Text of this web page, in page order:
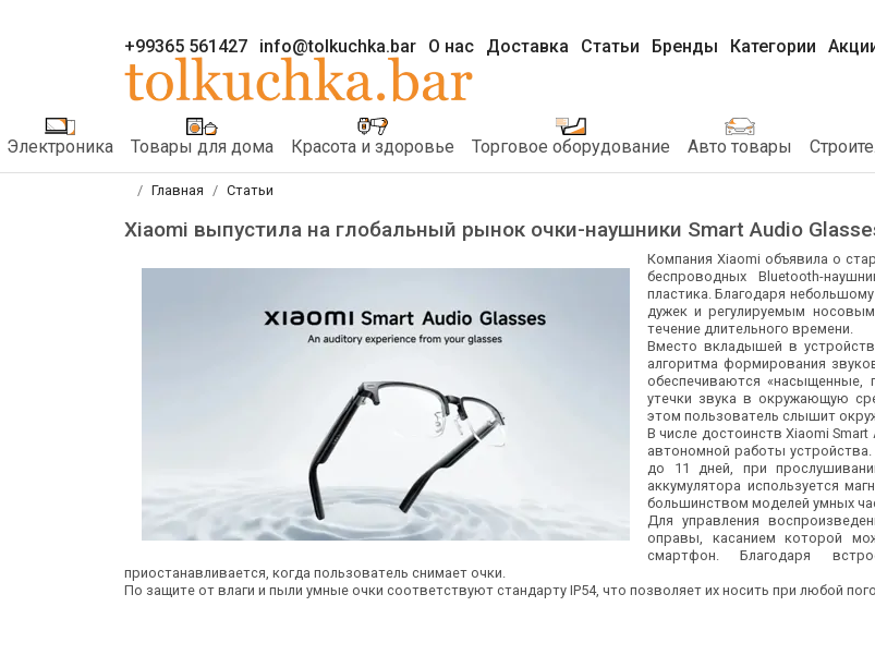
+99365 561427 info@tolkuchka.bar О нас Доставка Статьи Бренды Категории
Электроника Товары для дома Красота и здоровье Торговое оборудование Авто товары
Главная Статьи
Xiaomi выпустила на глобальный рынок очки-наушники Smart Audio
Компания Xiaomi объявила о
беспроводных Bluetooth-
пластика. Благодаря
дужек и регулируемым
течение длительного времени.
Вместо вкладышей в
алгоритма формирования
обеспечиваются «насыщенные,
утечки звука в окружающую
этом пользователь слышит
В числе достоинств Xiaomi
автономной работы
до 11 дней, при
аккумулятора используется
большинством моделей умных
Для управления
оправы, касанием которой
смартфон. Благодаря
приостанавливается, когда пользователь снимает очки.
По защите от влаги и пыли умные очки соответствуют стандарту IP54, что позволяет их носить при любой